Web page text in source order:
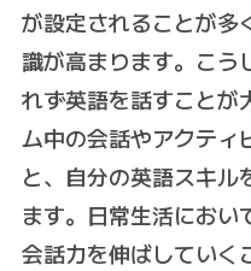
が設定されることが多
識が高まります。こう
れず英語を話すことが
ム中の会話やアクティ
と、自分の英語スキル
ます。日常生活におい
会話力を伸ばしていく